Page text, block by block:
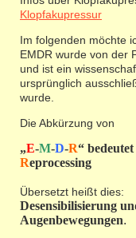
Klopfakupressur
Im folgenden möchte
EMDR wurde von der
und ist ein
ursprünglich
wurde.
Die Abkürzung von
„E-M-D-R“ bedeutet
Reprocessing
Übersetzt heißt dies:
Desensibilisierung
Augenbewegungen.